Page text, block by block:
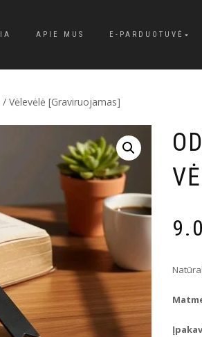
APIE MUS E-PARDUOTUVĖ
Vėlevėlė [Graviruojamas]